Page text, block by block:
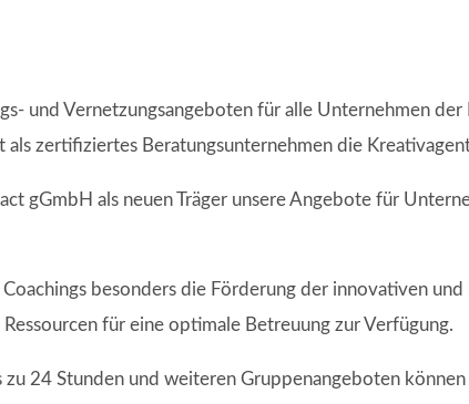
und Vernetzungsangeboten für alle Unternehmen der
zertifiziertes Beratungsunternehmen die
gGmbH als neuen Träger unsere Angebote für
besonders die Förderung der innovativen
für eine optimale Betreuung zur Verfügung.
24 Stunden und weiteren Gruppenangeboten